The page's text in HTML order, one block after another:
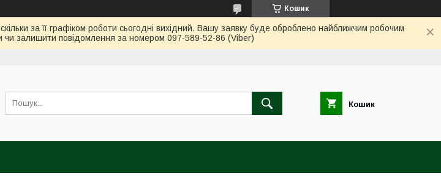
Кошик
за її графіком роботи сьогодні вихідний. Вашу заявку буде оброблено найближчим робочим
залишити повідомлення за номером 097-589-52-86 (Viber)
Кошик